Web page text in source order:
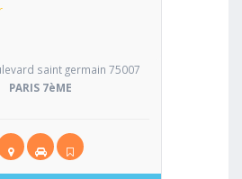
saint germain 75007
PARIS 7èME